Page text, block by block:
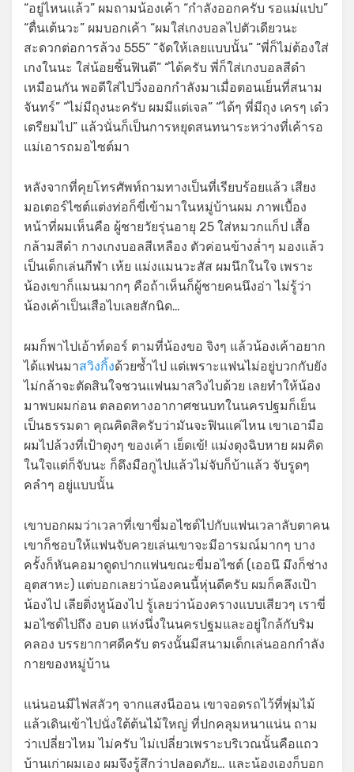
“อยู่ไหนแล้ว” ผมถามน้องเค้า “กำลังออกครับ รอแม่แปบ”
“ตื่นเต้นวะ” ผมบอกเค้า “ผมใส่เกงบอลไปตัวเดียวนะ
สะดวกต่อการล้วง 555” “จัดให้เลยแบบนั้น” “พี่ก็ไม่ต้องใส่
เกงในนะ ใส่น้อยชิ้นฟินดี” “ได้ครับ พี่ก็ใส่เกงบอลสีดำ
เหมือนกัน พอดีใส่ไปวิ่งออกกำลังมาเมื่อตอนเย็นที่สนาม
จันทร์” “ไม่มีถุงนะครับ ผมมีแต่เจล” “ได้ๆ พี่มีถุง เครๆ เด๋ว
เตรียมไป” แล้วนั่นก็เป็นการหยุดสนทนาระหว่างที่เค้ารอ
แม่เอารถมอไซต์มา
หลังจากที่คุยโทรศัพท์ถามทางเป็นที่เรียบร้อยแล้ว เสียง
มอเตอร์ไซต์แต่งท่อก็ขี่เข้ามาในหมู่บ้านผม ภาพเบื้อง
หน้าที่ผมเห็นคือ ผู้ชายวัยรุ่นอายุ 25 ใส่หมวกแก็ป เสื้อ
กล้ามสีดำ กางเกงบอลสีเหลือง ตัวค่อนข้างล่ำๆ มองแล้ว
เป็นเด็กเล่นกีฬา เห้ย แม่งแมนวะสัส ผมนึกในใจ เพราะ
น้องเขาก็แมนมากๆ คือถ้าเห็นก็ผู้ชายคนนึงอ่า ไม่รู้ว่า
น้องเค้าเป็นเสือไบเลยสักนิด…
ผมก็พาไปเอ้าท์ดอร์ ตามที่น้องขอ จิงๆ แล้วน้องเค้าอยาก
ได้แฟนมาสวิงกิ้งด้วยซ้ำไป แต่เพราะแฟนไม่อยู่บวกกับยัง
ไม่กล้าจะตัดสินใจชวนแฟนมาสวิงไบด้วย เลยทำให้น้อง
มาพบผมก่อน ตลอดทางอากาศชนบทในนครปฐมก็เย็น
เป็นธรรมดา คุณคิดสิครับว่ามันจะฟินแค่ไหน เขาเอามือ
ผมไปล้วงที่เป้าตุงๆ ของเค้า เย็ดเข้! แม่งตุงฉิบหาย ผมคิด
ในใจแต่ก็จับนะ ก็ดึงมือกูไปแล้วไม่จับก็บ้าแล้ว จับรูดๆ
คลำๆ อยู่แบบนั้น
เขาบอกผมว่าเวลาที่เขาขี่มอไซต์ไปกับแฟนเวลาลับตาคน
เขาก็ชอบให้แฟนจับควยเล่นเขาจะมีอารมณ์มากๆ บาง
ครั้งก็หันคอมาดูดปากแฟนขณะขี่มอไซต์ (เออนึ มึงก็ช่าง
อุตสาหะ) แต่บอกเลยว่าน้องคนนี้หุ่นดีครับ ผมก็คลึงเป้า
น้องไป เลียติ่งหูน้องไป รู้เลยว่าน้องครางแบบเสียวๆ เราขี่
มอไซต์ไปถึง อบต แห่งนึ่งในนครปฐมและอยู่ใกล้กับริม
คลอง บรรยากาศดีครับ ตรงนั้นมีสนามเด็กเล่นออกกำลัง
กายของหมู่บ้าน
แน่นอนมีไฟสลัวๆ จากแสงนีออน เขาจอดรถไว้ที่พุ่มไม้
แล้วเดินเข้าไปนั่งใต้ต้นไม้ใหญ่ ที่ปกคลุมหนาแน่น ถาม
ว่าเปลี่ยวไหม ไม่ครับ ไม่เปลี่ยวเพราะบริเวณนั้นคือแถว
บ้านเก่าผมเอง ผมจึงรู้สึกว่าปลอดภัย… และน้องเองก็บอก